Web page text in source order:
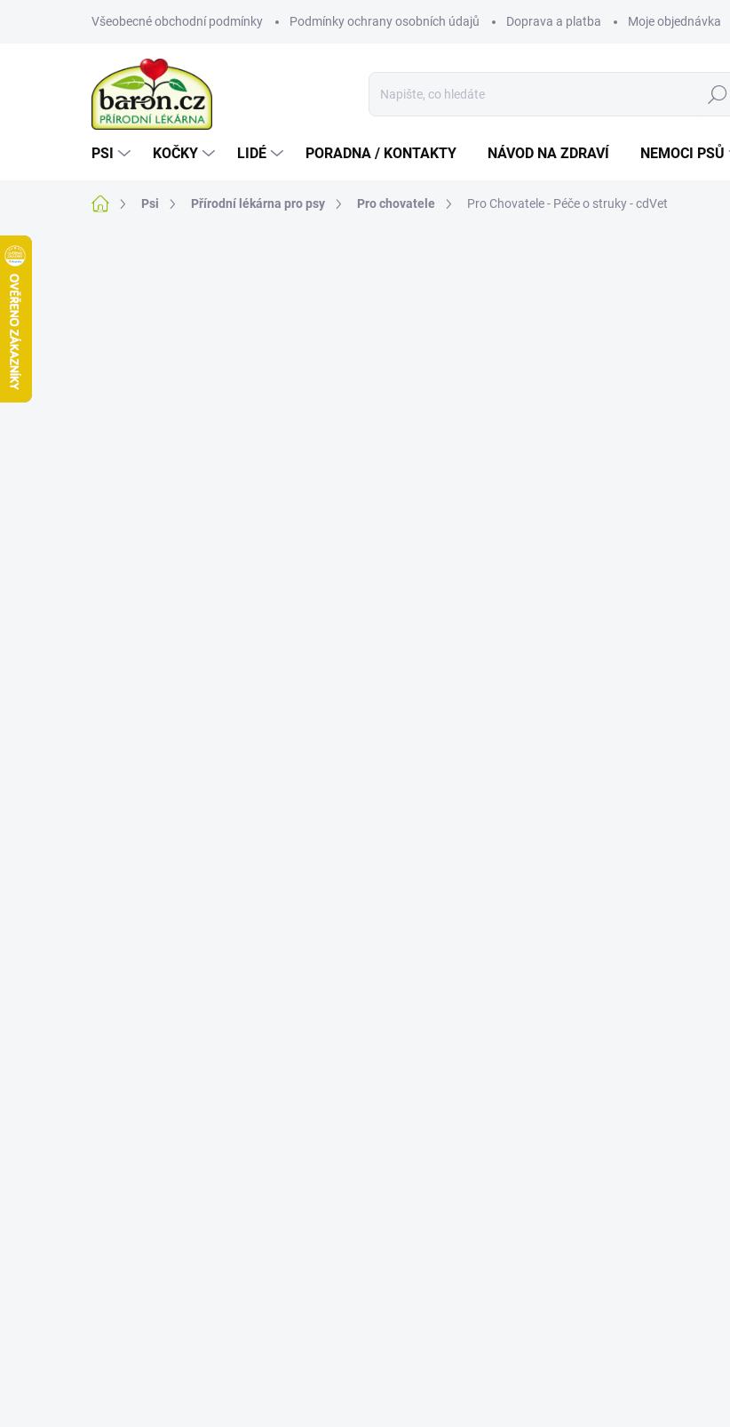
Všeobecné obchodní podmínky Podmínky ochrany osobních údajů Doprava a platba Moje objednávka
Hledat
PSI KOČKY LIDÉ PORADNA / KONTAKTY NÁVOD NA ZDRAVÍ NEMOCI PSŮ
Domů Psi Přírodní lékárna pro psy Pro chovatele Pro Chovatele - Péče o struky - cdVet